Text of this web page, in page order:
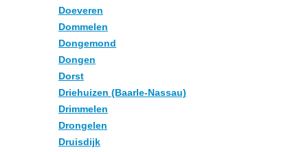
Doeveren
Dommelen
Dongemond
Dongen
Dorst
Driehuizen (Baarle-Nassau)
Drimmelen
Drongelen
Druisdijk